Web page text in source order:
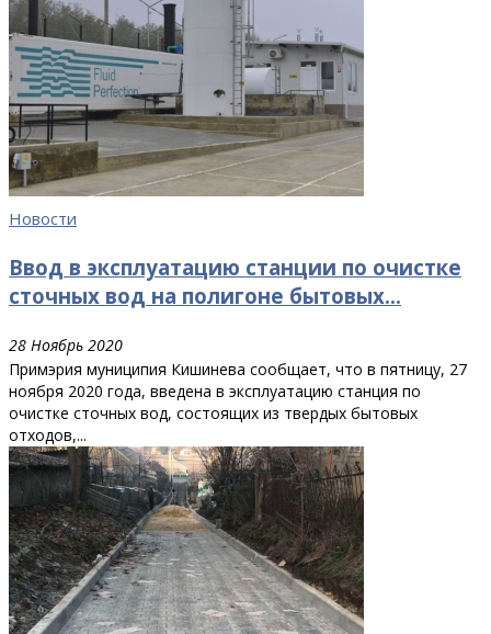
Новости
Ввод в эксплуатацию станции по очистке
сточных вод на полигоне бытовых...
28 Ноябрь 2020
Примэрия муниципия Кишинева сообщает, что в пятницу, 27
ноября 2020 года, введена в эксплуатацию станция по
очистке сточных вод, состоящих из твердых бытовых
отходов,...